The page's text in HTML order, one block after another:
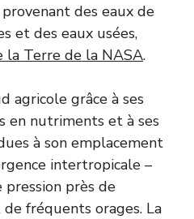
des eaux de
et des eaux usées,
la Terre de la NASA.
agricole grâce à ses
en nutriments et à ses
à son emplacement
intertropicale –
pression près de
fréquents orages. La